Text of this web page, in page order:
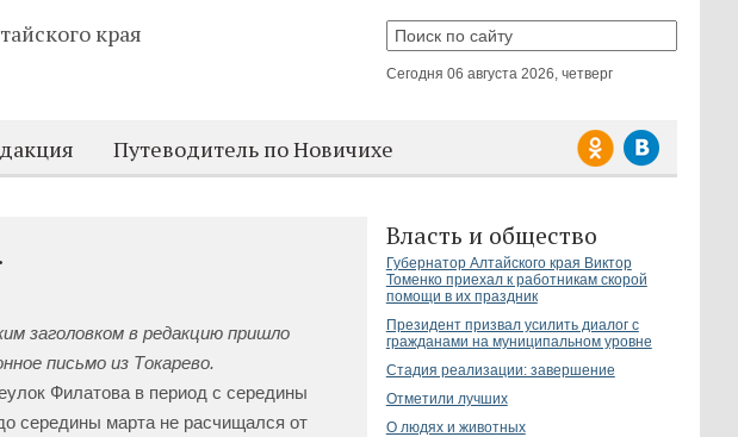
края
Сегодня 06 августа 2026, четверг
Путеводитель по Новичихе
Власть и общество
Губернатор Алтайского края Виктор
Томенко приехал к работникам скорой
помощи в их праздник
Президент призвал усилить диалог с
гражданами на муниципальном уровне
Стадия реализации: завершение
Отметили лучших
О людях и животных
заголовком в редакцию пришло
письмо из Токарево.
Филатова в период с середины
середины марта не расчищался от